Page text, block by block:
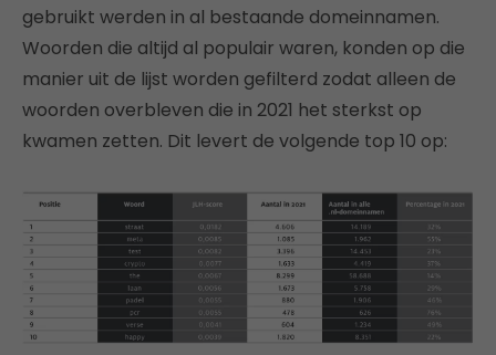
gebruikt werden in al bestaande domeinnamen.
Woorden die altijd al populair waren, konden op die
manier uit de lijst worden gefilterd zodat alleen de
woorden overbleven die in 2021 het sterkst op
kwamen zetten. Dit levert de volgende top 10 op: